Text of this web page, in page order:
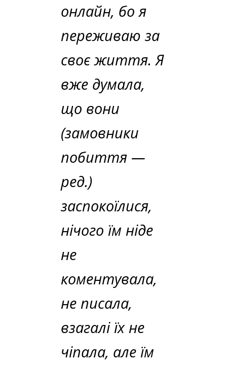
онлайн, бо я
переживаю за
своє життя. Я
вже думала,
що вони
(замовники
побиття —
ред.)
заспокоїлися,
нічого їм ніде
не
коментувала,
не писала,
взагалі їх не
чіпала, але їм